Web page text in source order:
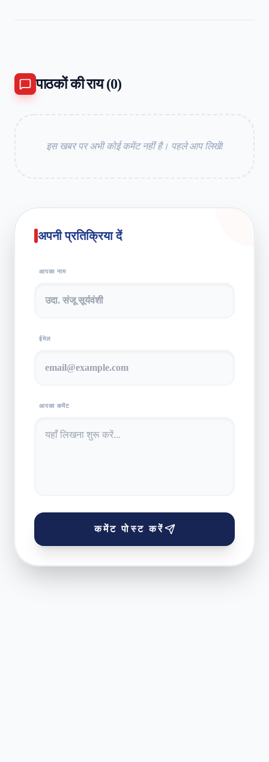
पाठकों की राय (0)
इस खबर पर अभी कोई कमेंट नहीं है। पहले आप लिखें!
अपनी प्रतिक्रिया दें
आपका नाम
ईमेल
आपका कमेंट
कमेंट पोस्ट करें